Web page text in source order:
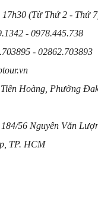
17h30 (Từ Thứ 2 - Thứ
- 0978.445.738
- 02862.703893
Hoàng, Phường
184/56 Nguyễn Văn
TP. HCM